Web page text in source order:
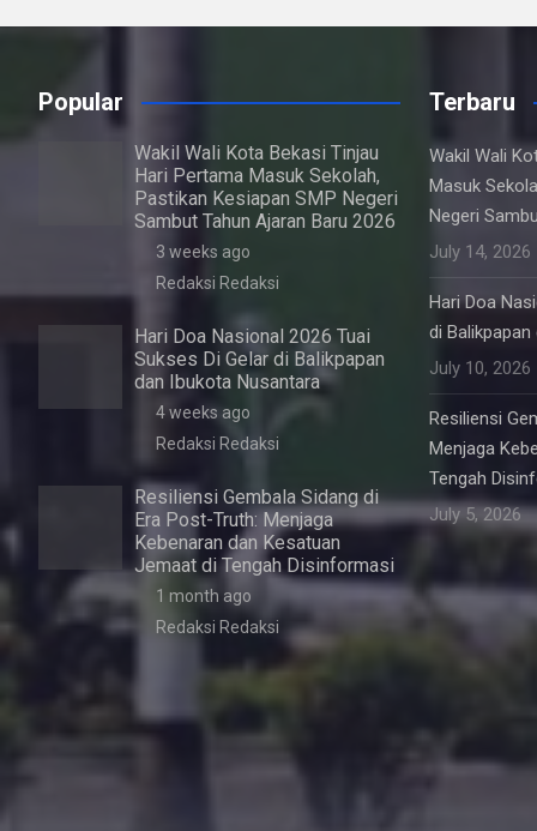
Popular
Wakil Wali Kota Bekasi Tinjau
Hari Pertama Masuk Sekolah,
Pastikan Kesiapan SMP Negeri
Sambut Tahun Ajaran Baru 2026
3 weeks ago
Redaksi Redaksi
Hari Doa Nasional 2026 Tuai
Sukses Di Gelar di Balikpapan
dan Ibukota Nusantara
4 weeks ago
Redaksi Redaksi
Resiliensi Gembala Sidang di
Era Post-Truth: Menjaga
Kebenaran dan Kesatuan
Jemaat di Tengah Disinformasi
1 month ago
Redaksi Redaksi
Terbaru
Wakil Wali
Masuk
Negeri
July 14, 2026
Hari Doa
di
July 10, 2026
Resiliensi
Menjaga
Tengah
July 5, 2026